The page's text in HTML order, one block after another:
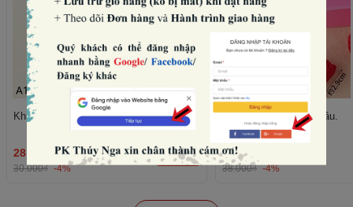
Khuôn silicon- 6 quả mâm xôi.
28.800₫
30.000₫ -4%
THÊM
Khuôn silicon- 4 quả dâu.
36.480₫
38.000₫ -4%